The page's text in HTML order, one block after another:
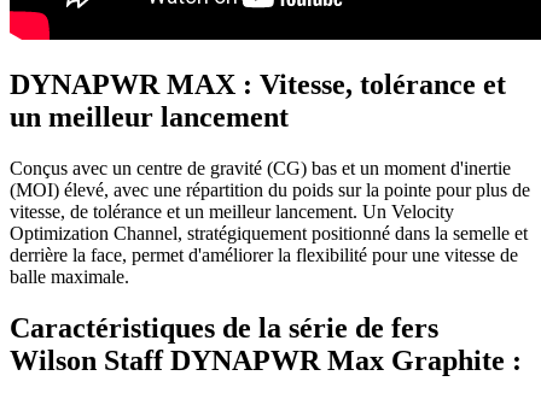
DYNAPWR MAX : Vitesse, tolérance et
un meilleur lancement
Conçus avec un centre de gravité (CG) bas et un moment d'inertie
(MOI) élevé, avec une répartition du poids sur la pointe pour plus de
vitesse, de tolérance et un meilleur lancement. Un Velocity
Optimization Channel, stratégiquement positionné dans la semelle et
derrière la face, permet d'améliorer la flexibilité pour une vitesse de
balle maximale.
Caractéristiques de la série de fers
Wilson Staff DYNAPWR Max Graphite :